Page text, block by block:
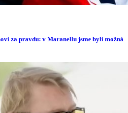
za pravdu: v Maranellu jsme byli možná